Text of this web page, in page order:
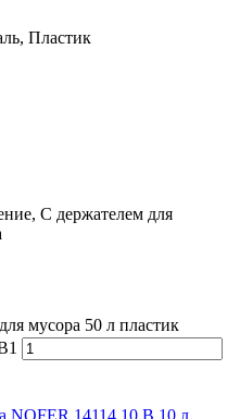
Пластик
С держателем для
мусора 50 л пластик